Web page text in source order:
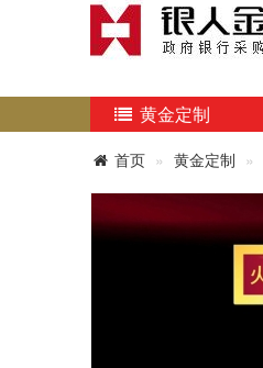
黄金定制
首页 黄金定制